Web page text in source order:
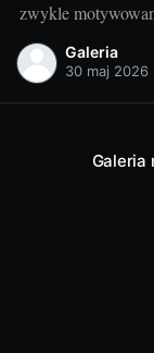
zwykle
biżuteria często
ale także wyraża
Galeria
30 maj 2026
Galeria